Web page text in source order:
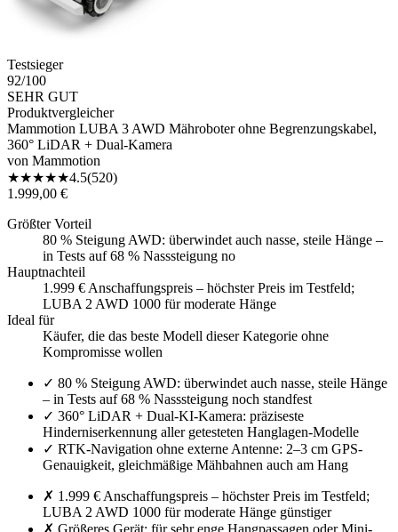
Testsieger
92/100
SEHR GUT
Produktvergleicher
Mammotion LUBA 3 AWD Mähroboter ohne Begrenzungskabel,
360° LiDAR + Dual-Kamera
von Mammotion
★★★★★4.5(520)
1.999,00 €
Größter Vorteil
80 % Steigung AWD: überwindet auch nasse, steile Hänge –
in Tests auf 68 % Nasssteigung no
Hauptnachteil
1.999 € Anschaffungspreis – höchster Preis im Testfeld;
LUBA 2 AWD 1000 für moderate Hänge
Ideal für
Käufer, die das beste Modell dieser Kategorie ohne
Kompromisse wollen
✓ 80 % Steigung AWD: überwindet auch nasse, steile Hänge
– in Tests auf 68 % Nasssteigung noch standfest
✓ 360° LiDAR + Dual-KI-Kamera: präziseste
Hinderniserkennung aller getesteten Hanglagen-Modelle
✓ RTK-Navigation ohne externe Antenne: 2–3 cm GPS-
Genauigkeit, gleichmäßige Mähbahnen auch am Hang
✗ 1.999 € Anschaffungspreis – höchster Preis im Testfeld;
LUBA 2 AWD 1000 für moderate Hänge günstiger
✗ Größeres Gerät: für sehr enge Hangpassagen oder Mini-